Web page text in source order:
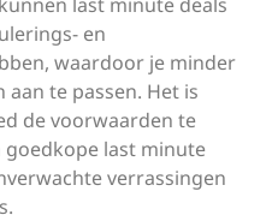
en
waardoor je minder
te passen. Het is
de voorwaarden te
last minute
verrassingen